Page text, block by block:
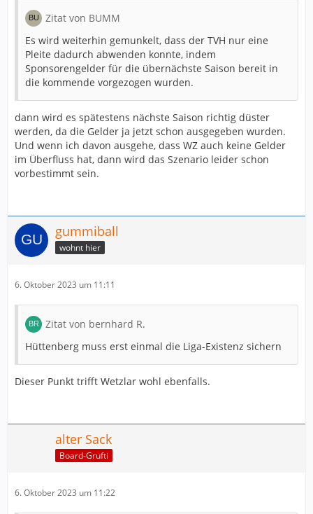
Zitat von BUMM
Es wird weiterhin gemunkelt, dass der TVH nur eine
Pleite dadurch abwenden konnte, indem
Sponsorengelder für die übernächste Saison bereit in
die kommende vorgezogen wurden.
dann wird es spätestens nächste Saison richtig düster
werden, da die Gelder ja jetzt schon ausgegeben wurden.
Und wenn ich davon ausgehe, dass WZ auch keine Gelder
im Überfluss hat, dann wird das Szenario leider schon
vorbestimmt sein.
gummiball
wohnt hier
6. Oktober 2023 um 11:11
Zitat von bernhard R.
Hüttenberg muss erst einmal die Liga-Existenz sichern
Dieser Punkt trifft Wetzlar wohl ebenfalls.
alter Sack
Board-Grufti
6. Oktober 2023 um 11:22